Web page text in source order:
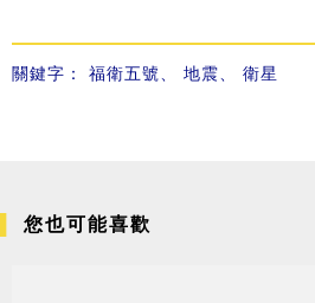
關鍵字： 福衛五號 地震 衛星
您也可能喜歡